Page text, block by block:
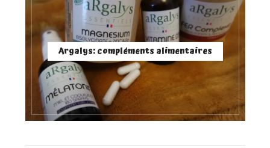
Argalys: compléments alimentaires